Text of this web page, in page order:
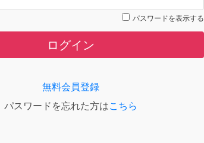
パスワードを表示する
ログイン
無料会員登録
パスワードを忘れた方はこちら